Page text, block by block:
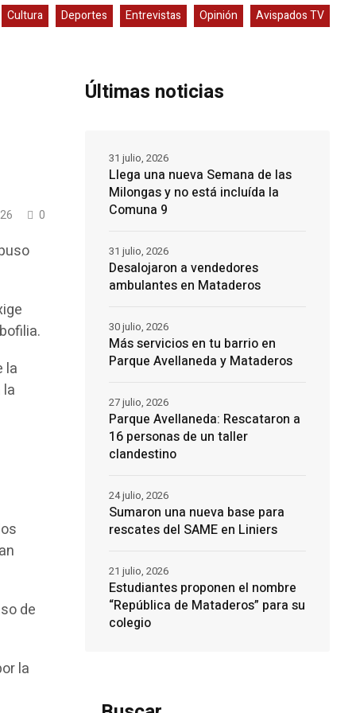
Cultura Deportes Entrevistas Opinión Avispados TV
26 0
la
de
la
Últimas noticias
Llega una nueva Semana de las
Milongas y no está incluída la
Comuna 9
31 julio, 2026
Desalojaron a vendedores
ambulantes en Mataderos
31 julio, 2026
Más servicios en tu barrio en
Parque Avellaneda y Mataderos
30 julio, 2026
Parque Avellaneda: Rescataron a
16 personas de un taller
clandestino
27 julio, 2026
Sumaron una nueva base para
rescates del SAME en Liniers
24 julio, 2026
Estudiantes proponen el nombre
“República de Mataderos” para su
colegio
21 julio, 2026